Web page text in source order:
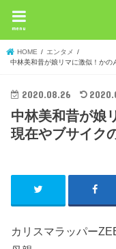
menu
HOME
エンタメ
中林美和昔が娘リマに激似！かの
2020.08.26
中林美和昔が娘
現在やブサイク
カリスマラッパー